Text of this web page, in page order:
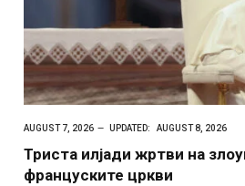
AUGUST 7, 2026 UPDATED: AUGUST 8, 2026
Триста илјади жртви на
француските цркви